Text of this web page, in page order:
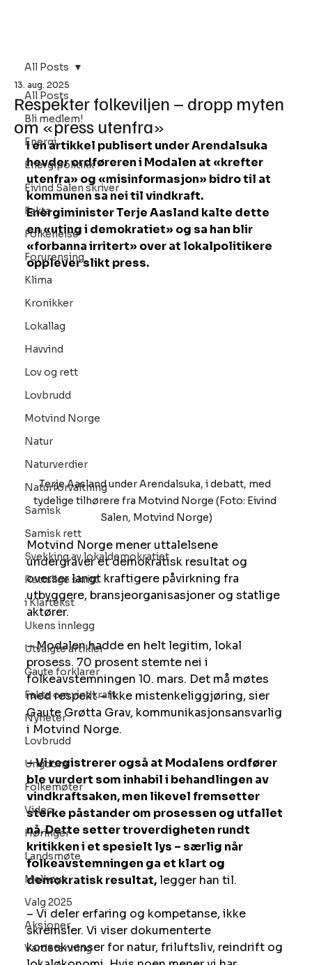
All Posts
Bli medlem!
Energi
Energipolitikk
Eivind Salen skriver
Fakta
Folkehelse
Forurensing
Klima
Kronikker
Lokallag
Havvind
Lov og rett
Lovbrudd
Motvind Norge
Natur
Naturverdier
Naturforvaltning
Samisk
Samisk rett
Svekking av lokaldemokratiet
Rettslige skritt
i Klartekst
Ukens innlegg
Utvalgte artikler
Gaute forklarer
Fakta om vindkraft
Nyheter
Lovbrudd
Ungdom
Folkemøter
Video
Høringer
Landsmøte
Melkøya
Valg 2025
Aksjoner
Vardetenning
All Posts
Respekter folkeviljen – dropp myten
om «press utenfra»
13. aug. 2025
I en artikkel publisert under Arendalsuka
hevder ordføreren i Modalen at «krefter
utenfra» og «misinformasjon» bidro til at
kommunen sa nei til vindkraft.
Energiminister Terje Aasland kalte dette
en «uting i demokratiet» og sa han blir
«forbanna irritert» over at lokalpolitikere
opplever slikt press.
Terje Aasland under Arendalsuka, i debatt, med
tydelige tilhørere fra Motvind Norge (Foto: Eivind
Salen, Motvind Norge)
Motvind Norge mener uttalelsene
undergraver et demokratisk resultat og
overser langt kraftigere påvirkning fra
utbyggere, bransjeorganisasjoner og statlige
aktører.
– Modalen hadde en helt legitim, lokal
prosess. 70 prosent stemte nei i
folkeavstemningen 10. mars. Det må møtes
med respekt – ikke mistenkeliggjøring, sier
Gaute Grøtta Grav, kommunikasjonsansvarlig
i Motvind Norge.
– Vi registrerer også at Modalens ordfører
ble vurdert som inhabil i behandlingen av
vindkraftsaken, men likevel fremsetter
sterke påstander om prosessen og utfallet
nå. Dette setter troverdigheten rundt
kritikken i et spesielt lys – særlig når
folkeavstemningen ga et klart og
demokratisk resultat, legger han til.
– Vi deler erfaring og kompetanse, ikke
skremsler. Vi viser dokumenterte
konsekvenser for natur, friluftsliv, reindrift og